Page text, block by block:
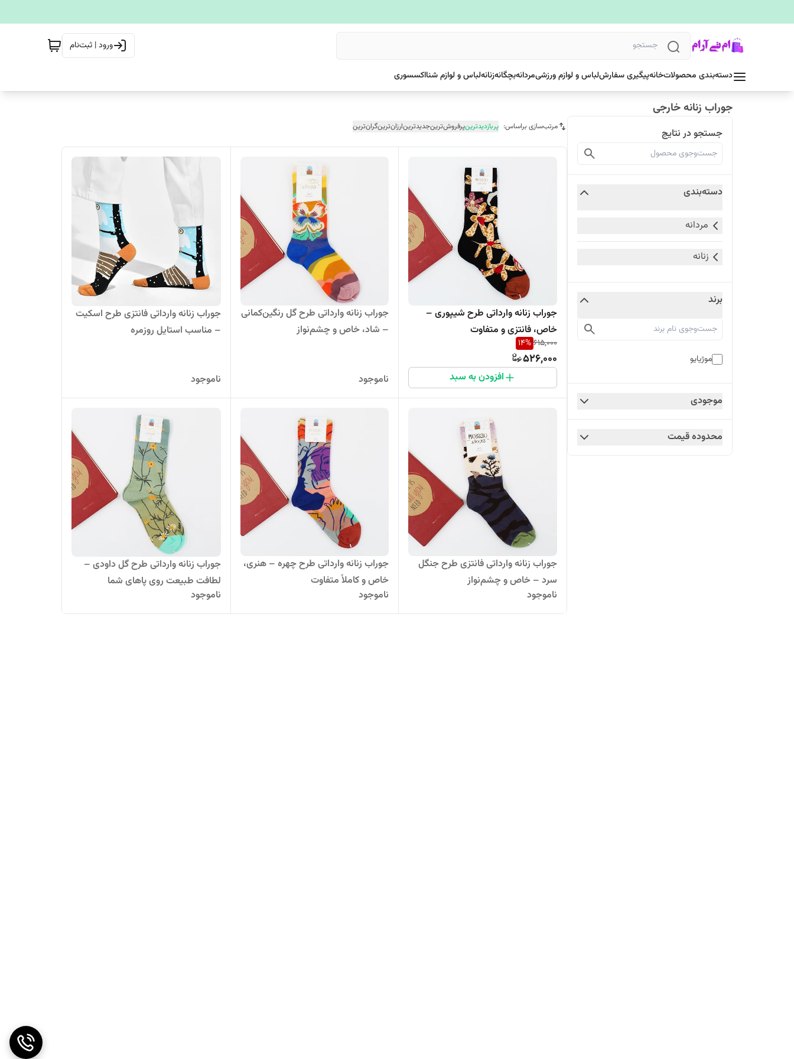
ورود | ثبت‌نام
دسته‌بندی محصولاتخانهپیگیری سفارشلباس و لوازم ورزشیمردانهبچگانهزنانهلباس و لوازم شنااکسسوری
جوراب زنانه خارجی
جستجو در نتایج
دسته‌بندی
مردانه
زنانه
برند
موژیایو
موجودی
محدوده قیمت
مرتب‌سازی براساس: پربازدیدترینپرفروش‌ترینجدیدترینارزان‌ترینگران‌ترین
جوراب زنانه وارداتی طرح شیپوری –
خاص، فانتزی و متفاوت
615,000
14%
526,000
افزودن به سبد
جوراب زنانه وارداتی طرح گل رنگین‌کمانی
– شاد، خاص و چشم‌نواز
ناموجود
جوراب زنانه وارداتی فانتزی طرح اسکیت
– مناسب استایل روزمره
ناموجود
جوراب زنانه وارداتی فانتزی طرح جنگل
سرد – خاص و چشم‌نواز
ناموجود
جوراب زنانه وارداتی طرح چهره – هنری،
خاص و کاملاً متفاوت
ناموجود
جوراب زنانه وارداتی طرح گل داودی –
لطافت طبیعت روی پاهای شما
ناموجود